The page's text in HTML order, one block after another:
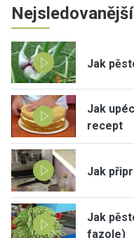
Jak
Jak
recept
Jak
Jak
fazole)